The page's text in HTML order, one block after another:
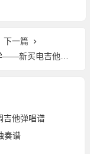
下一篇
买电吉他后需做的事情
吉他弹唱谱
奏谱